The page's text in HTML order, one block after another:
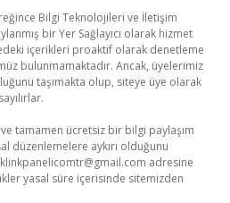
Bilgi Teknolojileri ve İletişim
bir Yer Sağlayıcı olarak hizmet
içerikleri proaktif olarak denetleme
bulunmamaktadır. Ancak, üyelerimiz
taşımakta olup, siteye üye olarak
tamamen ücretsiz bir bilgi paylaşım
düzenlemelere aykırı olduğunu
adresine
yasal süre içerisinde sitemizden